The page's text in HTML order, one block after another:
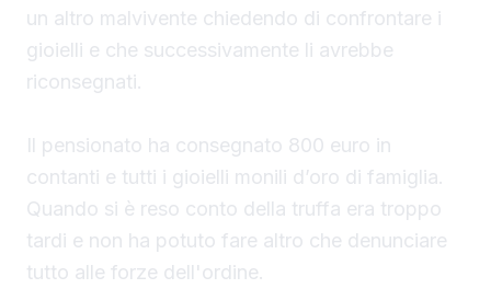
un altro malvivente chiedendo di confrontare i
gioielli e che successivamente li avrebbe
riconsegnati.
Il pensionato ha consegnato 800 euro in
contanti e tutti i gioielli monili d’oro di famiglia.
Quando si è reso conto della truffa era troppo
tardi e non ha potuto fare altro che denunciare
tutto alle forze dell'ordine.